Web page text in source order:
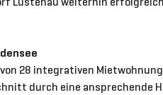
28 integrativen
durch eine ansprechende